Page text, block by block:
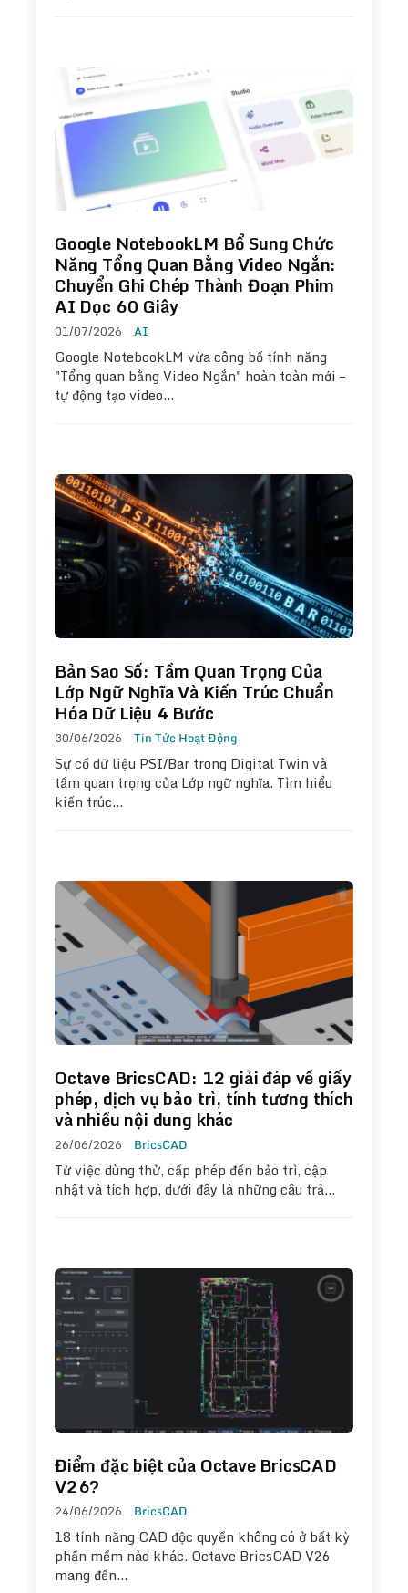
Google NotebookLM Bổ Sung Chức
Năng Tổng Quan Bằng Video Ngắn:
Chuyển Ghi Chép Thành Đoạn Phim
AI Dọc 60 Giây
01/07/2026 AI
Google NotebookLM vừa công bố tính năng
"Tổng quan bằng Video Ngắn" hoàn toàn mới –
tự động tạo video…
Bản Sao Số: Tầm Quan Trọng Của
Lớp Ngữ Nghĩa Và Kiến Trúc Chuẩn
Hóa Dữ Liệu 4 Bước
30/06/2026 Tin Tức Hoạt Động
Sự cố dữ liệu PSI/Bar trong Digital Twin và
tầm quan trọng của Lớp ngữ nghĩa. Tìm hiểu
kiến trúc…
Octave BricsCAD: 12 giải đáp về giấy
phép, dịch vụ bảo trì, tính tương thích
và nhiều nội dung khác
26/06/2026 BricsCAD
Từ việc dùng thử, cấp phép đến bảo trì, cập
nhật và tích hợp, dưới đây là những câu trả…
Điểm đặc biệt của Octave BricsCAD
V26?
24/06/2026 BricsCAD
18 tính năng CAD độc quyền không có ở bất kỳ
phần mềm nào khác. Octave BricsCAD V26
mang đến…